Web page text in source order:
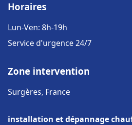
Horaires
Lun-Ven: 8h-19h
Service d'urgence 24/7
Zone intervention
Surgères, France
installation et dépannage